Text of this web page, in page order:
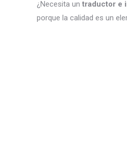
¿Necesita un traductor e
porque la calidad es un